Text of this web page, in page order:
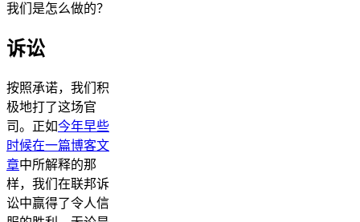
我们是怎么做的？
诉讼
按照承诺，我们积
极地打了这场官
司。正如今年早些
时候在一篇博客文
章中所解释的那
样，我们在联邦诉
讼中赢得了令人信